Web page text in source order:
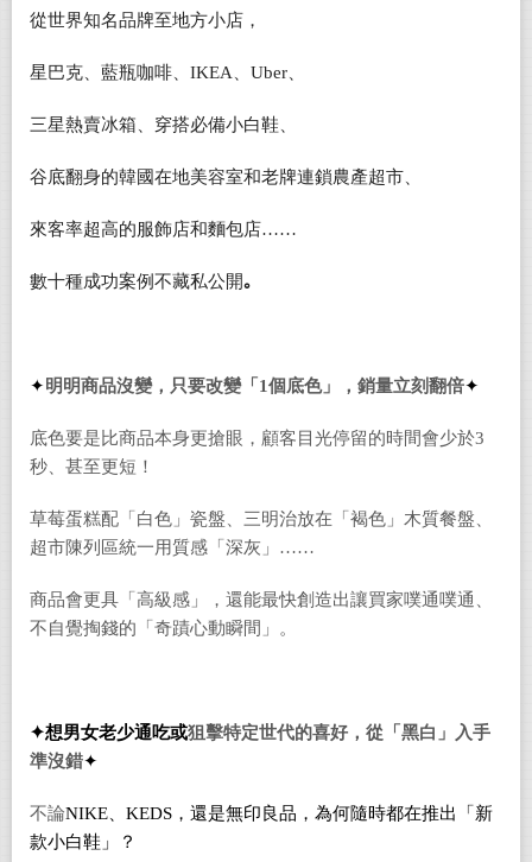
從世界知名品牌至地方小店，
星巴克、藍瓶咖啡、IKEA、Uber、
三星熱賣冰箱、穿搭必備小白鞋、
谷底翻身的韓國在地美容室和老牌連鎖農產超市、
來客率超高的服飾店和麵包店……
數十種成功案例不藏私公開｡
✦明明商品沒變， 只要改變「1個底色」 ， 銷量立刻翻倍✦
底色要是比商品本身更搶眼 ， 顧客目光停留的時間會少於3
秒、甚至更短！
草莓蛋糕配「白色」瓷盤、三明治放在「褐色」木質餐盤、
超市陳列區統一用質感「深灰」……
商品會更具 「 高級感 」，還能最快創造出讓買家噗通噗通、
不自覺掏錢的「奇蹟心動瞬間」。
✦想男女老少通吃或狙擊特定世代的喜好，從「 黑白」
入手
準沒錯✦
不論NIKE 、KEDS，還是無印良品，為何隨時都在推出「新
款小白鞋」？